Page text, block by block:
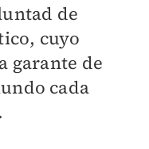
de
cuyo
garante de
cada